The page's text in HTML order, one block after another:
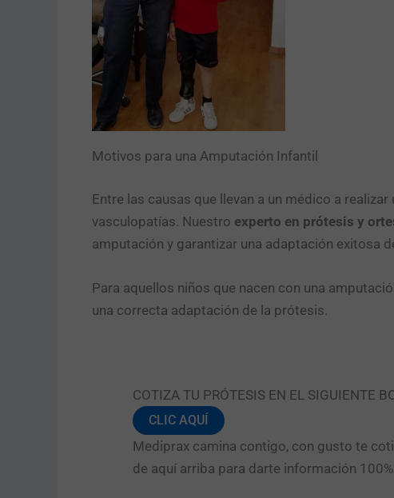
Motivos para una Amputación Infantil
Entre las causas que llevan a un médico a
vasculopatías. Nuestro experto en prótesis y
amputación y garantizar una adaptación exitosa
Para aquellos niños que nacen con una
una correcta adaptación de la prótesis.
COTIZA TU PRÓTESIS EN EL SIGUIENTE
CLIC AQUÍ
Mediprax camina contigo, con gusto te
de aquí arriba para darte información